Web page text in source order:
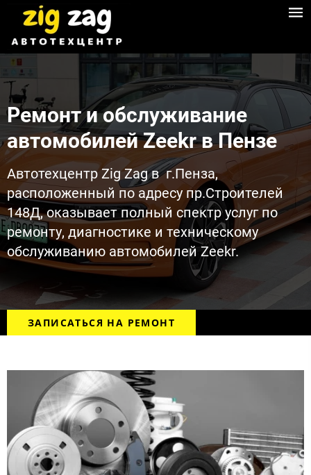
Ремонт и обслуживание
автомобилей Zeekr в Пензе​
Автотехцентр Zig Zag в г.Пенза,
расположенный по адресу пр.Строителей
148Д, оказывает полный спектр услуг по
ремонту, диагностике и техническому
обслуживанию автомобилей Zeekr.
ЗАПИСАТЬСЯ НА РЕМОНТ